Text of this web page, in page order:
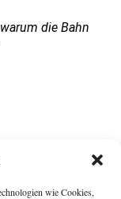
wie Cookies,
die Bahn